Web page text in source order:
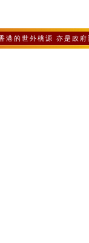
港的世外桃源 亦是